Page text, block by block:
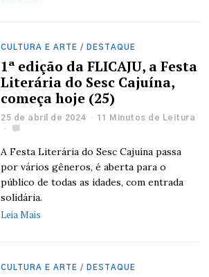
CULTURA E ARTE / DESTAQUE
1ª edição da FLICAJU, a Festa
Literária do Sesc Cajuína,
começa hoje (25)
25 de abril de 2024 11 Minutos de Leitura
A Festa Literária do Sesc Cajuína passa
por vários gêneros, é aberta para o
público de todas as idades, com entrada
solidária.
Leia Mais
CULTURA E ARTE / DESTAQUE